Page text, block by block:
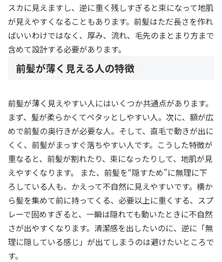
スカに見えますし、逆に重く残しすぎると束になって地肌
が見えやすくなることもあります。前髪はただ長さを作れ
ばいいわけではなく、厚み、流れ、毛先のまとまり方まで
含めて設計する必要があります。
前髪が薄く見える人の特徴
前髪が薄く見えやすい人にはいくつか共通点があります。
まず、髪が柔らかくてペタッとしやすい人。次に、額が広
めで前髪の奥行きが必要な人。そして、直毛で動きが出に
くく、前髪がまっすぐ落ちやすい人です。こうした特徴が
重なると、前髪が割れたり、束になったりして、地肌が見
えやすくなります。 また、前髪を“隠すため”に無理に下
ろしている人も、かえって不自然に見えやすいです。横か
ら髪を集めて前に持ってくる、必要以上に重くする、スプ
レーで固めすぎると、一瞬は隠れても動いたときに不自然
さが出やすくなります。清潔感を出したいのに、逆に「無
理に隠している感じ」が出てしまうのは避けたいところで
す。